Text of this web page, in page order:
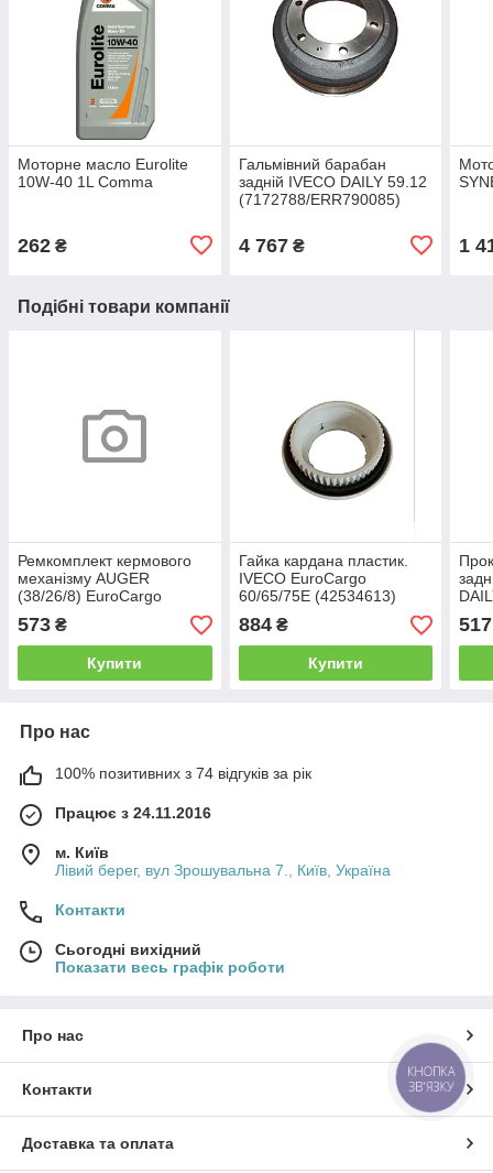
Моторне масло Eurolite
10W-40 1L Comma
262 ₴
Гальмівний барабан
задній IVECO DAILY 59.12
(7172788/ERR790085)
4 767₴ 1
Подібні товари компанії
Ремкомплект кермового
механізму AUGER
(38/26/8) EuroCargo
65/75E 93161815 Iveco
573 ₴
Купити
Гайка кардана пластик.
IVECO EuroCargo
60/65/75E (42534613)
Iveco Motors
884₴
Купити
517
Про нас
100% позитивних з 74 відгуків за рік
Працює з 24.11.2016
м. Київ
Лівий берег, вул Зрошувальна 7., Київ, Україна
Контакти
Сьогодні вихідний
Показати весь графік роботи
Про нас
Контакти
Доставка та оплата
КНОПКА
ЗВ'ЯЗКУ